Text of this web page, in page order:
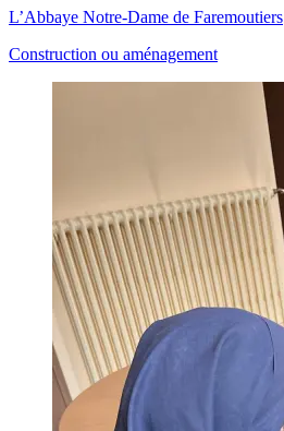
L’Abbaye Notre-Dame de Faremoutiers
Construction ou aménagement